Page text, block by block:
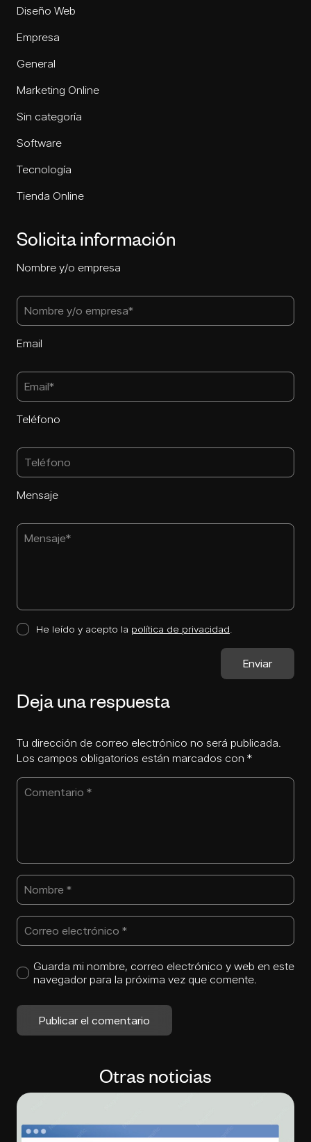
Diseño Web
Empresa
General
Marketing Online
Sin categoría
Software
Tecnología
Tienda Online
Solicita información
Nombre y/o empresa
Email
Teléfono
Mensaje
He leído y acepto la política de privacidad
Deja una respuesta
Tu dirección de correo electrónico no será publicada.
Los campos obligatorios están marcados con *
Guarda mi nombre, correo electrónico y web en este
navegador para la próxima vez que comente.
Publicar el comentario
Otras noticias